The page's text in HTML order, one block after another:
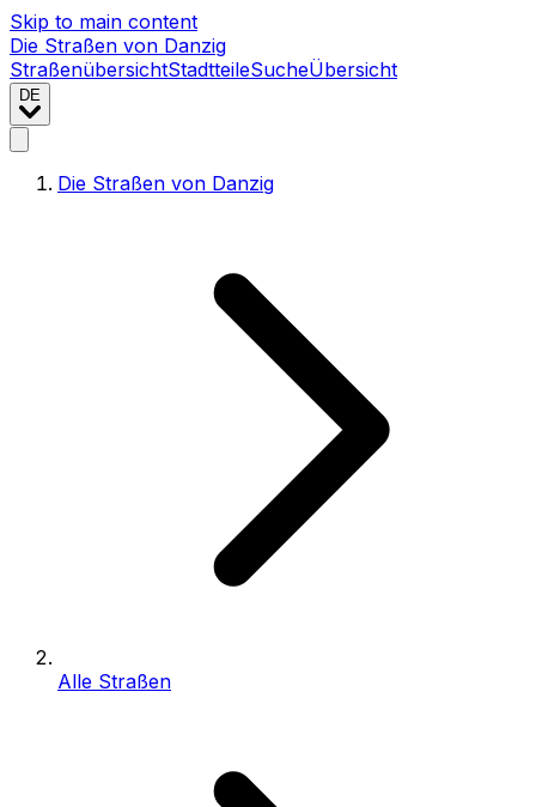
Skip to main content
Die Straßen von Danzig
StraßenübersichtStadtteileSucheÜbersicht
DE
Die Straßen von Danzig
Alle Straßen